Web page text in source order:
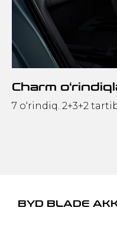
Charm
7 o‘rindiq. 2+3+2
BYD BLADE